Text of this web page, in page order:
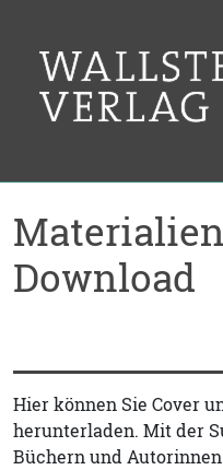
Download
Hier können Sie Cover
herunterladen. Mit der
Büchern und